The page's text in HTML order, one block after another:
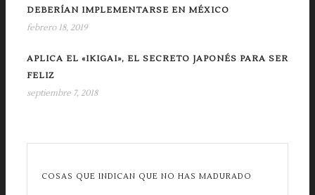
DEBERÍAN IMPLEMENTARSE EN MÉXICO
febrero 18, 2019
APLICA EL «IKIGAI», EL SECRETO JAPONÉS PARA SER
FELIZ
septiembre 7, 2018
COSAS QUE INDICAN QUE NO HAS MADURADO